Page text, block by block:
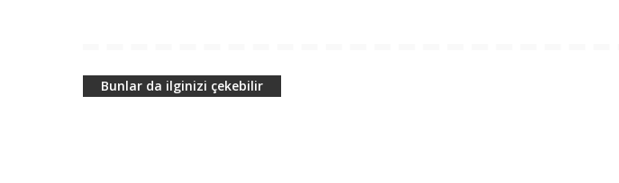
Bunlar da ilginizi çekebilir